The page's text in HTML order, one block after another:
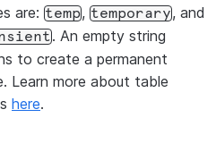
are: temp, temporary, and
. An empty string
to create a permanent
Learn more about table
here.